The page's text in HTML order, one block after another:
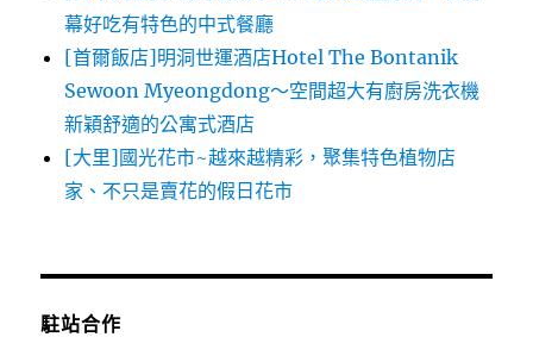
幕好吃有特色的中式餐廳
[首爾飯店]明洞世運酒店Hotel The Bontanik
Sewoon Myeongdong～空間超大有廚房洗衣機
新穎舒適的公寓式酒店
[大里]國光花市~越來越精彩，聚集特色植物店
家、不只是賣花的假日花市
駐站合作